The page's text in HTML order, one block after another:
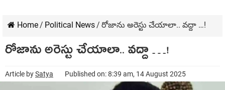
Home/ Political News/ రోజాను అరెస్టు చేయాలా.. వ‌ద్దా …!
రోజాను అరెస్టు చేయాలా.. వ‌ద్దా …!
Article bySatya Published on: 8:39 am, 14 August 2025